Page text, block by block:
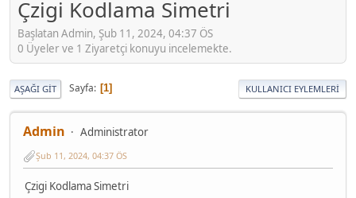
Çzigi Kodlama Simetri
Başlatan Admin, Şub 11, 2024, 04:37 ÖS
0 Üyeler ve 1 Ziyaretçi konuyu incelemekte.
AŞAĞI GIT Sayfa 1 KULLANICI EYLEMLERI
Admin Administrator
Şub 11, 2024, 04:37 ÖS
Çzigi Kodlama Simetri